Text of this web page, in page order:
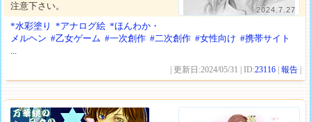
2024.7.27
注意下さい。
*水彩塗り
*アナログ絵 *ほんわか・
メルヘン #乙女ゲーム #一次創作 #二次創作 #女性向け #携帯サイト
...
| 更新日:2024/05/31 | ID:23116 |報告